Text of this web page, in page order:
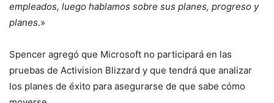
empleados, luego hablamos sobre sus planes, progreso y
planes.»
Spencer agregó que Microsoft no participará en las
pruebas de Activision Blizzard y que tendrá que analizar
los planes de éxito para asegurarse de que sabe cómo